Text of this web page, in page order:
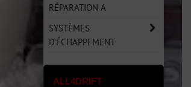
RÉPARATION A
SYSTÈMES
D'ÉCHAPPEMENT
ALL4DRIFT